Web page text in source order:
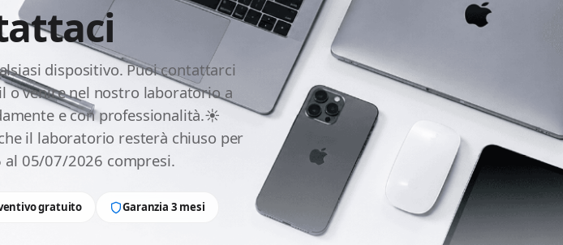
dispositivo. Puoi contattarci
o venire nel nostro laboratorio a
e con professionalità.☀️
il laboratorio resterà chiuso per
05/07/2026 compresi.
gratuito Garanzia 3 mesi